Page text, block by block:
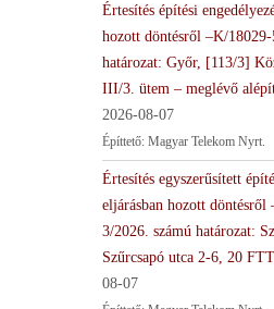
Értesítés építési
hozott döntésről –K/18029-
határozat: Győr, [113/3]
III/3. ütem – meglévő
2026-08-07
Építtető: Magyar Telekom Nyrt.
Értesítés egyszerűsített
eljárásban hozott döntésről
3/2026. számú határozat:
Szűrcsapó utca 2-6, 20
08-07